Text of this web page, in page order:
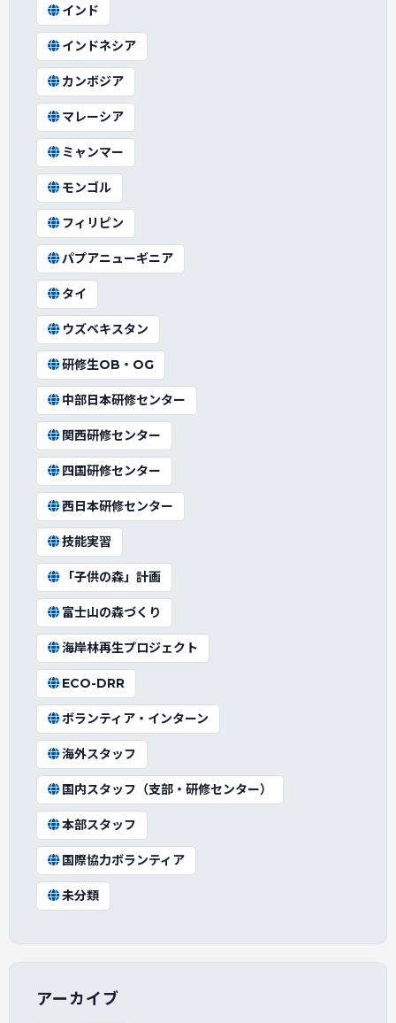
インド
インドネシア
カンボジア
マレーシア
ミャンマー
モンゴル
フィリピン
パプアニューギニア
タイ
ウズベキスタン
研修生OB・OG
中部日本研修センター
関西研修センター
四国研修センター
西日本研修センター
技能実習
「子供の森」計画
富士山の森づくり
海岸林再生プロジェクト
ECO-DRR
ボランティア・インターン
海外スタッフ
国内スタッフ（支部・研修センター）
本部スタッフ
国際協力ボランティア
未分類
アーカイブ